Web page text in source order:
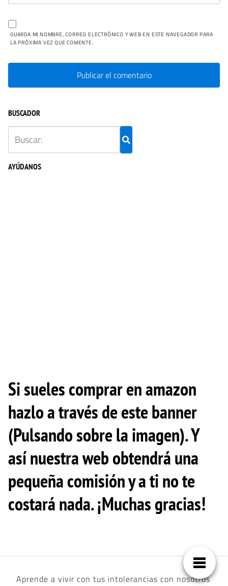
GUARDA MI NOMBRE, CORREO ELECTRÓNICO Y WEB EN ESTE NAVEGADOR PARA
LA PRÓXIMA VEZ QUE COMENTE.
BUSCADOR
AYÚDANOS
Si sueles comprar en amazon
hazlo a través de este banner
(Pulsando sobre la imagen). Y
así nuestra web obtendrá una
pequeña comisión y a ti no te
costará nada. ¡Muchas gracias!
Aprende a vivir con tus intolerancias con nosotros